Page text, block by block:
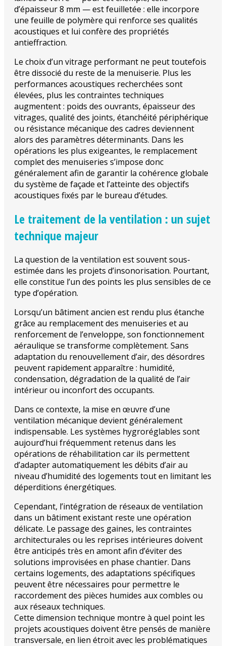
d’épaisseur 8 mm — est feuilletée : elle incorpore
une feuille de polymère qui renforce ses qualités
acoustiques et lui confère des propriétés
antieffraction.
Le choix d’un vitrage performant ne peut toutefois
être dissocié du reste de la menuiserie. Plus les
performances acoustiques recherchées sont
élevées, plus les contraintes techniques
augmentent : poids des ouvrants, épaisseur des
vitrages, qualité des joints, étanchéité périphérique
ou résistance mécanique des cadres deviennent
alors des paramètres déterminants. Dans les
opérations les plus exigeantes, le remplacement
complet des menuiseries s’impose donc
généralement afin de garantir la cohérence globale
du système de façade et l’atteinte des objectifs
acoustiques fixés par le bureau d’études.
Le traitement de la ventilation : un sujet
technique majeur
La question de la ventilation est souvent sous-
estimée dans les projets d’insonorisation. Pourtant,
elle constitue l’un des points les plus sensibles de ce
type d’opération.
Lorsqu’un bâtiment ancien est rendu plus étanche
grâce au remplacement des menuiseries et au
renforcement de l’enveloppe, son fonctionnement
aéraulique se transforme complètement. Sans
adaptation du renouvellement d’air, des désordres
peuvent rapidement apparaître : humidité,
condensation, dégradation de la qualité de l’air
intérieur ou inconfort des occupants.
Dans ce contexte, la mise en œuvre d’une
ventilation mécanique devient généralement
indispensable. Les systèmes hygroréglables sont
aujourd’hui fréquemment retenus dans les
opérations de réhabilitation car ils permettent
d’adapter automatiquement les débits d’air au
niveau d’humidité des logements tout en limitant les
déperditions énergétiques.
Cependant, l’intégration de réseaux de ventilation
dans un bâtiment existant reste une opération
délicate. Le passage des gaines, les contraintes
architecturales ou les reprises intérieures doivent
être anticipés très en amont afin d’éviter des
solutions improvisées en phase chantier. Dans
certains logements, des adaptations spécifiques
peuvent être nécessaires pour permettre le
raccordement des pièces humides aux combles ou
aux réseaux techniques.
Cette dimension technique montre à quel point les
projets acoustiques doivent être pensés de manière
transversale, en lien étroit avec les problématiques